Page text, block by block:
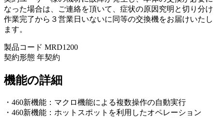
なった場合は、ご連絡を頂いて、症状の原因究明と切り分け
作業完了から３営業日いないに同等の交換機をお届けいたし
ます。
製品コード MRD1200
契約形態 年契約
機能の詳細
・460新機能：マクロ機能による複数操作の自動実行
・460新機能：ホットスポットを利用したオペレーション